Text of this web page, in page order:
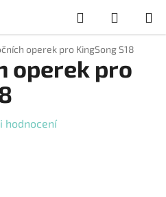
Hledat
KOŠÍK
operek pro KingSong S18
operek pro
hodnocení